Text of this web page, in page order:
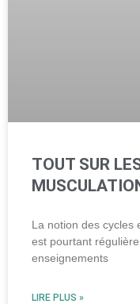
TOUT SUR
La notion des cycles
est pourtant
enseignements
LIRE PLUS »